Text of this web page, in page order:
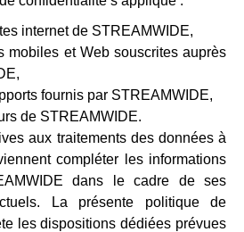
internet de STREAMWIDE,
mobiles et Web souscrites auprès
fournis par STREAMWIDE,
de STREAMWIDE.
aux traitements des données à
compléter les informations
dans le cadre de ses
La présente politique de
les dispositions dédiées prévues